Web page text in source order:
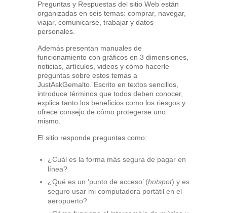
Preguntas y Respuestas del sitio Web están
organizadas en seis temas: comprar, navegar,
viajar, comunicarse, trabajar y datos
personales.
Además presentan manuales de
funcionamiento con gráficos en 3 dimensiones,
noticias, artículos, videos y cómo hacerle
preguntas sobre estos temas a
JustAskGemalto. Escrito en textos sencillos,
introduce términos que todos deben conocer,
explica tanto los beneficios como los riesgos y
ofrece consejo de cómo protegerse uno
mismo.
El sitio responde preguntas como:
¿Cuál es la forma más segura de pagar en
línea?
¿Qué es un ‘punto de acceso’ (hotspot) y es
seguro usar mi computadora portátil en el
aeropuerto?